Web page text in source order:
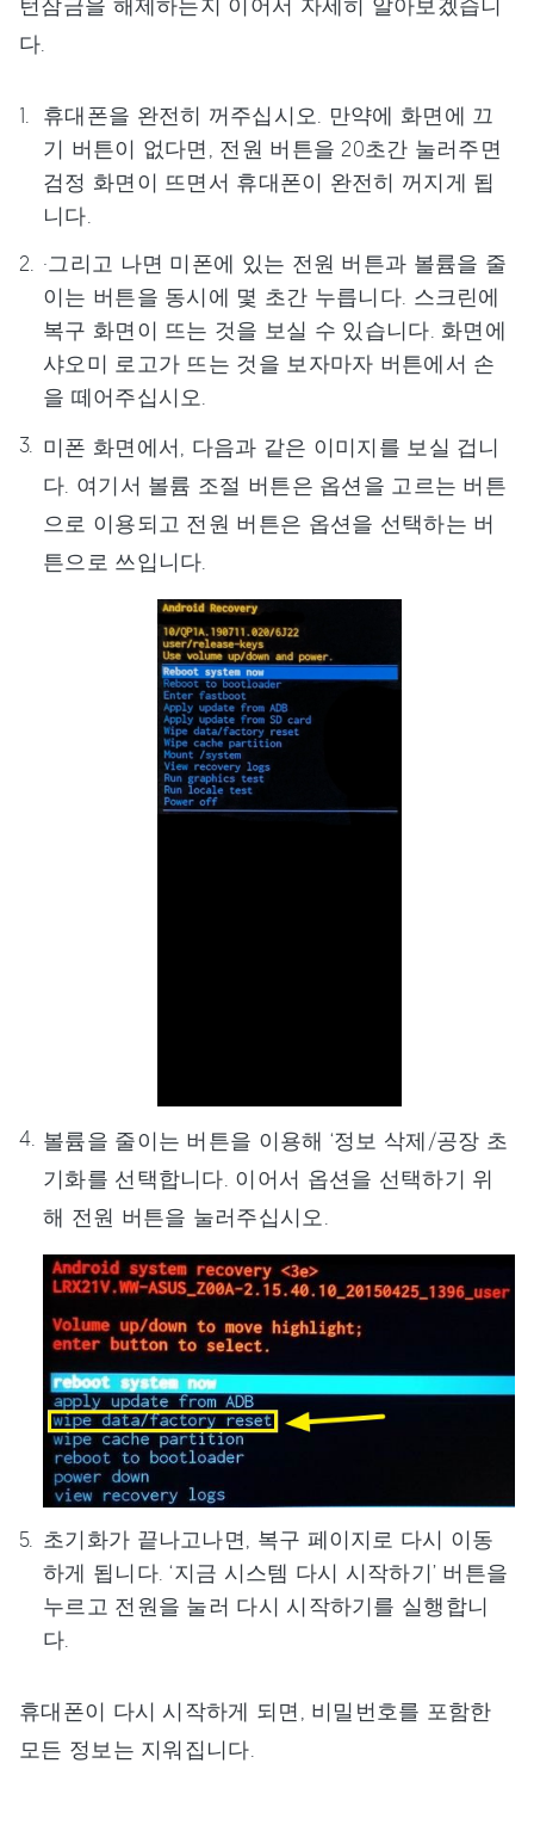
다.
휴대폰을 완전히 꺼주십시오. 만약에 화면에 끄
기 버튼이 없다면, 전원 버튼을 20초간 눌러주면
검정 화면이 뜨면서 휴대폰이 완전히 꺼지게 됩
니다.
·그리고 나면 미폰에 있는 전원 버튼과 볼륨을 줄
이는 버튼을 동시에 몇 초간 누릅니다. 스크린에
복구 화면이 뜨는 것을 보실 수 있습니다. 화면에
샤오미 로고가 뜨는 것을 보자마자 버튼에서 손
을 떼어주십시오.
미폰 화면에서, 다음과 같은 이미지를 보실 겁니
다. 여기서 볼륨 조절 버튼은 옵션을 고르는 버튼
으로 이용되고 전원 버튼은 옵션을 선택하는 버
튼으로 쓰입니다.
볼륨을 줄이는 버튼을 이용해 ‘정보 삭제/공장 초
기화를 선택합니다. 이어서 옵션을 선택하기 위
해 전원 버튼을 눌러주십시오.
초기화가 끝나고나면, 복구 페이지로 다시 이동
하게 됩니다. ‘지금 시스템 다시 시작하기’ 버튼을
누르고 전원을 눌러 다시 시작하기를 실행합니
다.
휴대폰이 다시 시작하게 되면, 비밀번호를 포함한
모든 정보는 지워집니다.